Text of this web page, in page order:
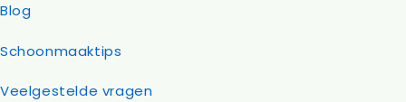
Blog
Schoonmaaktips
Veelgestelde vragen